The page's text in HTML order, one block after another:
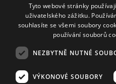
Kříženeckého nám. 322
152 00 Praha 5
IČ 416 93 311
© 2008–2026 EMPRESA
Tyto webové stránky
uživatelského zážitku.
souhlasíte se všemi soubory
používání souborů
NEZBYTNĚ NUTNÉ
VÝKONOVÉ SOUBORY